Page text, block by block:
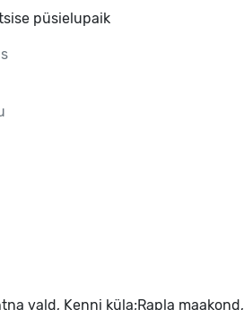
püsielupaik
vald, Kenni küla;Rapla maakond,